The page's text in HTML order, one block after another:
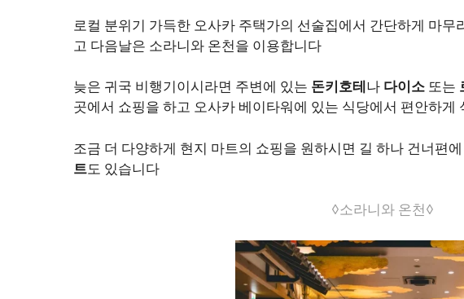
로컬 분위기 가득한 오사카 주택가의 선술집에서 간단하게 마무
고 다음날은 소라니와 온천을 이용합니다
늦은 귀국 비행기이시라면 주변에 있는 돈키호테나 다이소 또는
곳에서 쇼핑을 하고 오사카 베이타워에 있는 식당에서 편안하게
조금 더 다양하게 현지 마트의 쇼핑을 원하시면 길 하나 건너편
트도 있습니다
◊소라니와 온천◊